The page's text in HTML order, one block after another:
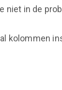
niet in de
kolommen